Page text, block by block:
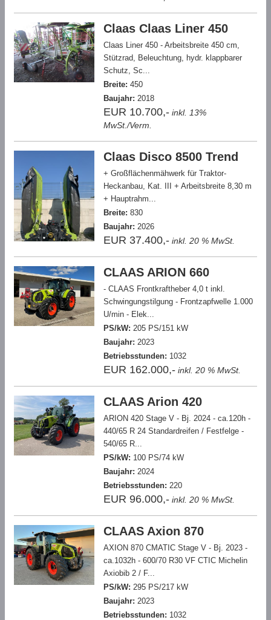
Claas Claas Liner 450
Claas Liner 450 - Arbeitsbreite 450 cm,
Stützrad, Beleuchtung, hydr. klappbarer
Schutz, Sc...
Breite: 450
Baujahr: 2018
EUR 10.700,- inkl. 13%
MwSt./Verm.
Claas Disco 8500 Trend
+ Großflächenmähwerk für Traktor-
Heckanbau, Kat. III + Arbeitsbreite 8,30 m
+ Hauptrahm...
Breite: 830
Baujahr: 2026
EUR 37.400,- inkl. 20 % MwSt.
CLAAS ARION 660
- CLAAS Frontkraftheber 4,0 t inkl.
Schwingungstilgung - Frontzapfwelle 1.000
U/min - Elek...
PS/kW: 205 PS/151 kW
Baujahr: 2023
Betriebsstunden: 1032
EUR 162.000,- inkl. 20 % MwSt.
CLAAS Arion 420
ARION 420 Stage V - Bj. 2024 - ca.120h -
440/65 R 24 Standardreifen / Festfelge -
540/65 R...
PS/kW: 100 PS/74 kW
Baujahr: 2024
Betriebsstunden: 220
EUR 96.000,- inkl. 20 % MwSt.
CLAAS Axion 870
AXION 870 CMATIC Stage V - Bj. 2023 -
ca.1032h - 600/70 R30 VF CTIC Michelin
Axiobib 2 / F...
PS/kW: 295 PS/217 kW
Baujahr: 2023
Betriebsstunden: 1032